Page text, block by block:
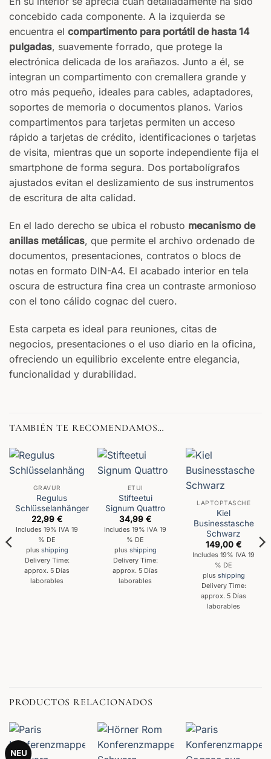
concebido cada componente. A la izquierda se
encuentra el compartimento para portátil de hasta 14
pulgadas, suavemente forrado, que protege la
electrónica delicada de los arañazos. Junto a él, se
integran un compartimento con cremallera grande y
otro más pequeño, ideales para cables, adaptadores,
soportes de memoria o documentos planos. Varios
compartimentos para tarjetas permiten un acceso
rápido a tarjetas de crédito, identificaciones o tarjetas
de visita, mientras que un soporte independiente fija el
smartphone de forma segura. Dos portabolígrafos
ajustados evitan el deslizamiento de sus instrumentos
de escritura de alta calidad.
En el lado derecho se ubica el robusto mecanismo de
anillas metálicas, que permite el archivo ordenado de
documentos, presentaciones, contratos o blocs de
notas en formato DIN-A4. El acabado interior en tela
oscura de estructura fina crea un contraste armonioso
con el tono cálido cognac del cuero.
Esta carpeta es ideal para reuniones, citas de
negocios, presentaciones o el uso diario en la oficina,
ofreciendo un equilibrio excelente entre elegancia,
funcionalidad y durabilidad.
TAMBIÉN TE RECOMENDAMOS…
GRAVUR
Regulus
Schlüsselanhänger
22,99€
Includes 19% IVA 19
% DE
plus shipping
Delivery Time:
approx. 5 Días
laborables
ETUI
Stifteetui
Signum Quattro
34,99€
Includes 19% IVA 19
% DE
plus shipping
Delivery Time:
approx. 5 Días
laborables
LAPTOPTASCHE
Kiel
Businesstasche
Schwarz
149,00€
Includes 19% IVA 19
% DE
plus shipping
Delivery Time:
approx. 5 Días
laborables
PRODUCTOS RELACIONADOS
NEU